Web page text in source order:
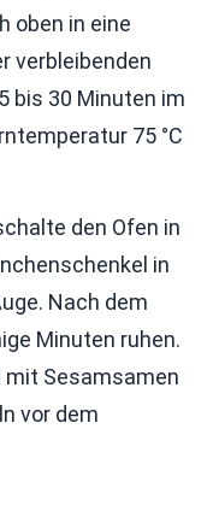
oben in eine
verbleibenden
bis 30 Minuten im
75 °C
den Ofen in
in
Nach dem
Minuten ruhen.
mit Sesamsamen
vor dem